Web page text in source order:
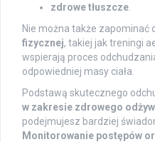
zdrowe tłuszcze
Nie można także zapominać
fizycznej, takiej jak treningi
wspierają proces
odpowiedniej masy ciała.
Podstawą skutecznego
w zakresie zdrowego
podejmujesz bardziej
Monitorowanie postępów